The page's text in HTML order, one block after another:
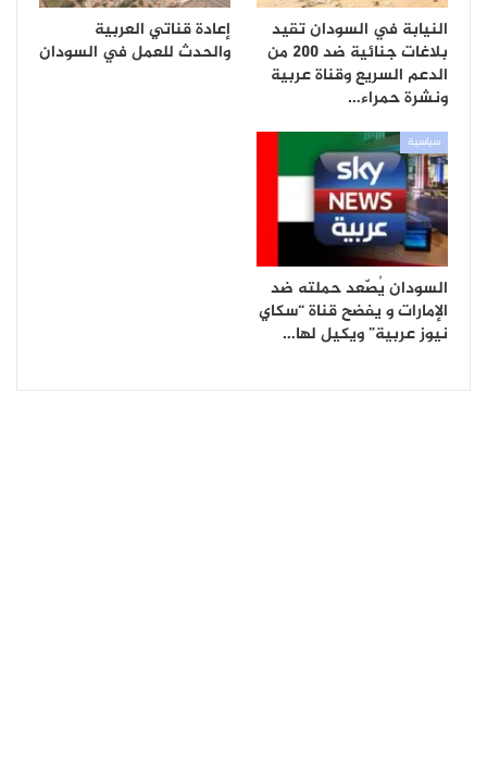
النيابة في السودان تقيد
بلاغات جنائية ضد 200 من
الدعم السريع وقناة عربية
ونشرة حمراء…
إعادة قناتي العربية
والحدث للعمل في السودان
سياسية
السودان يُصّعد حملته ضد
الإمارات و يفضح قناة “سكاي
نيوز عربية” ويكيل لها…